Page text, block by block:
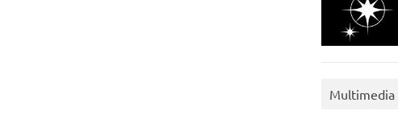
Multimedia